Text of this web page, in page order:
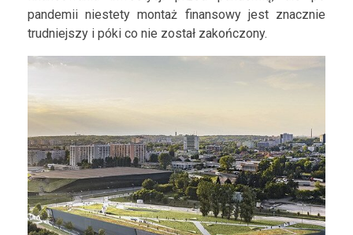
pandemii niestety montaż finansowy jest znacznie
trudniejszy i póki co nie został zakończony.